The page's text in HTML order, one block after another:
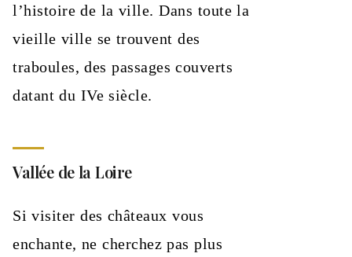
l’histoire de la ville. Dans toute la
vieille ville se trouvent des
traboules, des passages couverts
datant du IVe siècle.
Vallée de la Loire
Si visiter des châteaux vous
enchante, ne cherchez pas plus